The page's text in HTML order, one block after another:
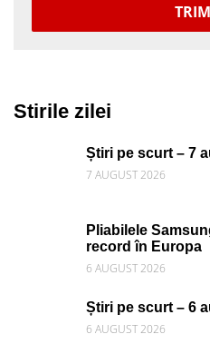
Stirile zilei
Știri pe scurt – 7
7 AUGUST 2026
Pliabilele
record în Europa
6 AUGUST 2026
Știri pe scurt – 6
6 AUGUST 2026